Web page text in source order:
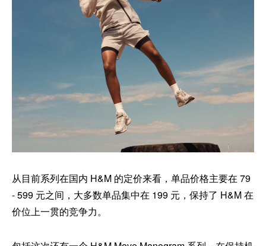
从目前系列在国内 H&M 的定价来看，单品价格主要在 79
- 599 元之间，大多数单品集中在 199 元，保持了 H&M 在
价位上一贯的竞争力。